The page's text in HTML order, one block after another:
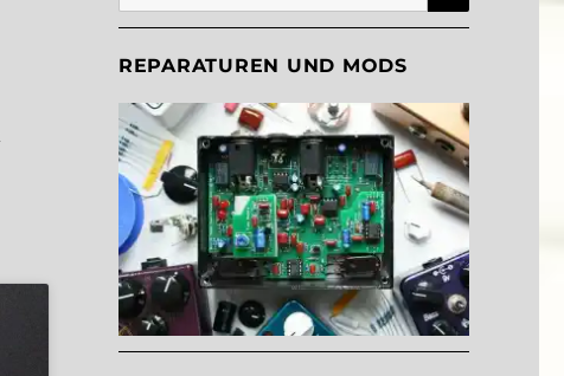
nach:
REPARATUREN UND MODS